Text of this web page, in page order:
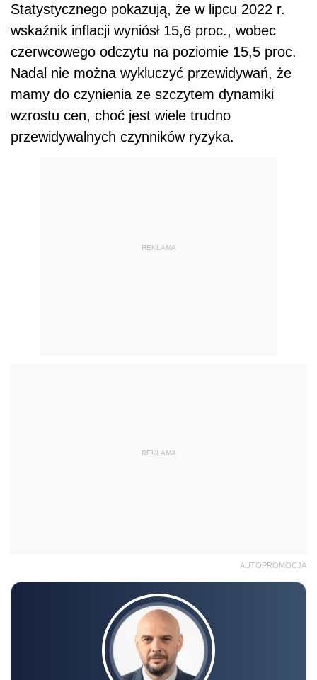
Statystycznego pokazują, że w lipcu 2022 r.
wskaźnik inflacji wyniósł 15,6 proc., wobec
czerwcowego odczytu na poziomie 15,5 proc.
Nadal nie można wykluczyć przewidywań, że
mamy do czynienia ze szczytem dynamiki
wzrostu cen, choć jest wiele trudno
przewidywalnych czynników ryzyka.
REKLAMA
REKLAMA
AUTOPROMOCJA